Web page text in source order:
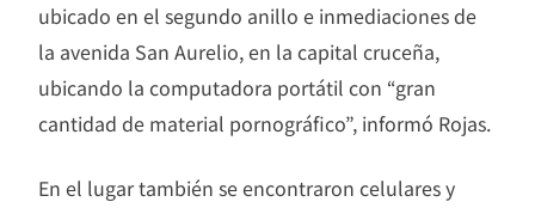
ubicado en el segundo anillo e inmediaciones de
la avenida San Aurelio, en la capital cruceña,
ubicando la computadora portátil con “gran
cantidad de material pornográfico”, informó Rojas.
En el lugar también se encontraron celulares y